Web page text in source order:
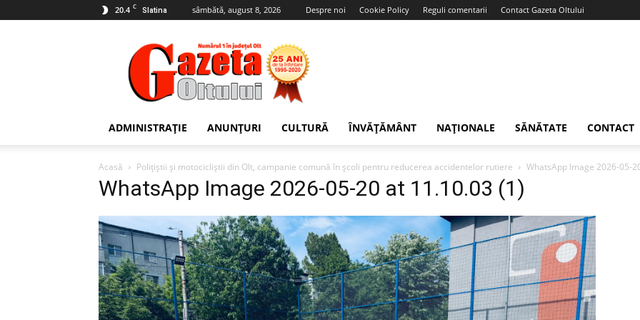
20.4 C Slatina sâmbătă, august 8, 2026 Despre noi Cookie Policy Reguli comentarii Contact Gazeta Oltului
Gazeta
Oltului
ADMINISTRAȚIE ANUNȚURI CULTURĂ ÎNVĂȚĂMÂNT NAȚIONALE SĂNĂTATE CONTACT
Acasă Polițiștii și motocicliștii din Olt, campanie comună în școli pentru reducerea accidentelor rutiere WhatsApp Image 2026-05-
WhatsApp Image 2026-05-20 at 11.10.03 (1)